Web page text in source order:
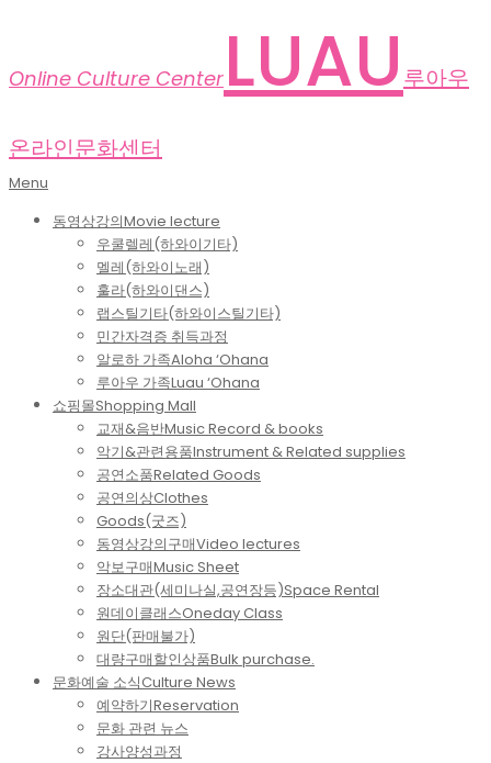
Online Culture Center LUAU 루아우
온라인문화센터
Primary
Menu
Menu
동영상강의Movie lecture
우쿨렐레(하와이기타)
멜레(하와이노래)
훌라(하와이댄스)
랩스틸기타(하와이스틸기타)
민간자격증 취득과정
알로하 가족Aloha ‘Ohana
루아우 가족Luau ‘Ohana
쇼핑몰Shopping Mall
교재&음반Music Record & books
악기&관련용품Instrument & Related supplies
공연소품Related Goods
공연의상Clothes
Goods(굿즈)
동영상강의구매Video lectures
악보구매Music Sheet
장소대관(세미나실,공연장등)Space Rental
원데이클래스Oneday Class
원단(판매불가)
대량구매할인상품Bulk purchase.
문화예술 소식Culture News
예약하기Reservation
문화 관련 뉴스
강사양성과정